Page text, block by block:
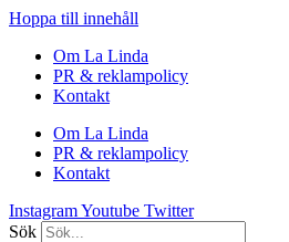
Hoppa till innehåll
Om La Linda
PR & reklampolicy
Kontakt
Om La Linda
PR & reklampolicy
Kontakt
InstagramYoutube Twitter
Sök